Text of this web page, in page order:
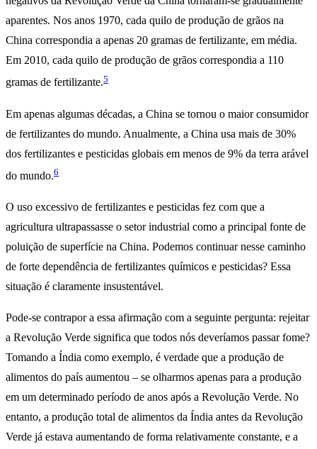
aparentes. Nos anos 1970, cada quilo de produção de grãos na
China correspondia a apenas 20 gramas de fertilizante, em média.
Em 2010, cada quilo de produção de grãos correspondia a 110
gramas de fertilizante.5
Em apenas algumas décadas, a China se tornou o maior consumidor
de fertilizantes do mundo. Anualmente, a China usa mais de 30%
dos fertilizantes e pesticidas globais em menos de 9% da terra arável
do mundo.6
O uso excessivo de fertilizantes e pesticidas fez com que a
agricultura ultrapassasse o setor industrial como a principal fonte de
poluição de superfície na China. Podemos continuar nesse caminho
de forte dependência de fertilizantes químicos e pesticidas? Essa
situação é claramente insustentável.
Pode-se contrapor a essa afirmação com a seguinte pergunta: rejeitar
a Revolução Verde significa que todos nós deveríamos passar fome?
Tomando a Índia como exemplo, é verdade que a produção de
alimentos do país aumentou – se olharmos apenas para a produção
em um determinado período de anos após a Revolução Verde. No
entanto, a produção total de alimentos da Índia antes da Revolução
Verde já estava aumentando de forma relativamente constante, e a